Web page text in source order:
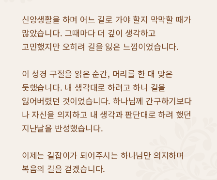
신앙생활을 하며 어느 길로 가야 할지 막막할 때가
많았습니다. 그때마다 더 깊이 생각하고
고민했지만 오히려 길을 잃은 느낌이었습니다.
이 성경 구절을 읽은 순간, 머리를 한 대 맞은
듯했습니다. 내 생각대로 하려고 하니 길을
잃어버렸던 것이었습니다. 하나님께 간구하기보다
나 자신을 의지하고 내 생각과 판단대로 하려 했던
지난날을 반성했습니다.
이제는 길잡이가 되어주시는 하나님만 의지하며
복음의 길을 걷겠습니다.